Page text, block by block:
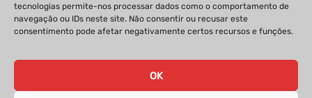
tecnologias permite-nos processar dados como o comportamento de
navegação ou IDs neste site. Não consentir ou recusar este
consentimento pode afetar negativamente certos recursos e funções.
OK
PRIVACIDADE FICHA TÉCNICA
ESTATUTO EDITORIAL